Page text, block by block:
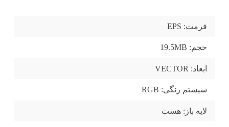
فرمت:
حجم:
ابعاد:
سیستم رنگی:
لایه باز: هست